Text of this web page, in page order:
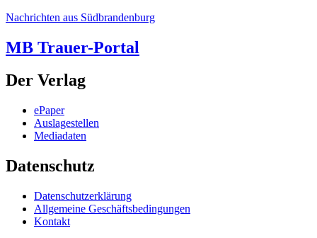
Nachrichten aus Südbrandenburg
MB Trauer-Portal
Der Verlag
ePaper
Auslagestellen
Mediadaten
Datenschutz
Datenschutzerklärung
Allgemeine Geschäftsbedingungen
Kontakt